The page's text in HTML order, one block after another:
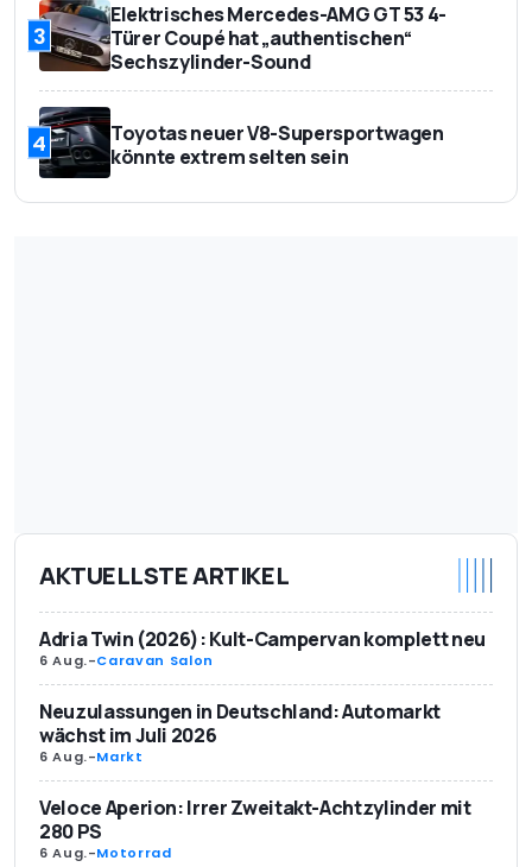
3
Elektrisches Mercedes-AMG GT 53 4-
Türer Coupé hat „authentischen“
Sechszylinder-Sound
4
Toyotas neuer V8-Supersportwagen
könnte extrem selten sein
AKTUELLSTE ARTIKEL
Adria Twin (2026): Kult-Campervan komplett neu
6 Aug.-Caravan Salon
Neuzulassungen in Deutschland: Automarkt
wächst im Juli 2026
6 Aug.-Markt
Veloce Aperion: Irrer Zweitakt-Achtzylinder mit
280 PS
6 Aug.-Motorrad